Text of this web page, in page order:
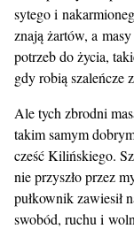
sytego i
znają żartów, a
potrzeb do życia,
gdy robią szaleńcze
Ale tych zbrodni
takim samym
cześć Kilińskiego.
nie przyszło przez
pułkownik zawiesił
swobód, ruchu i